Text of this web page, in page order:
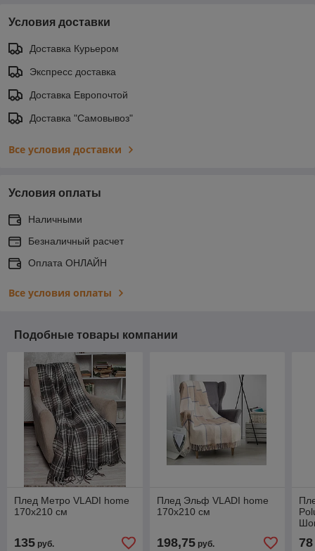
Условия доставки
Доставка Курьером
Экспресс доставка
Доставка Европочтой
Доставка "Самовывоз"
Все условия доставки
Условия оплаты
Наличными
Безналичный расчет
Оплата ОНЛАЙН
Все условия оплаты
Подобные товары компании
Плед Метро VLADI home
170х210 см
135 руб.
Плед Эльф VLADI home
170х210 см
198,75руб. 78